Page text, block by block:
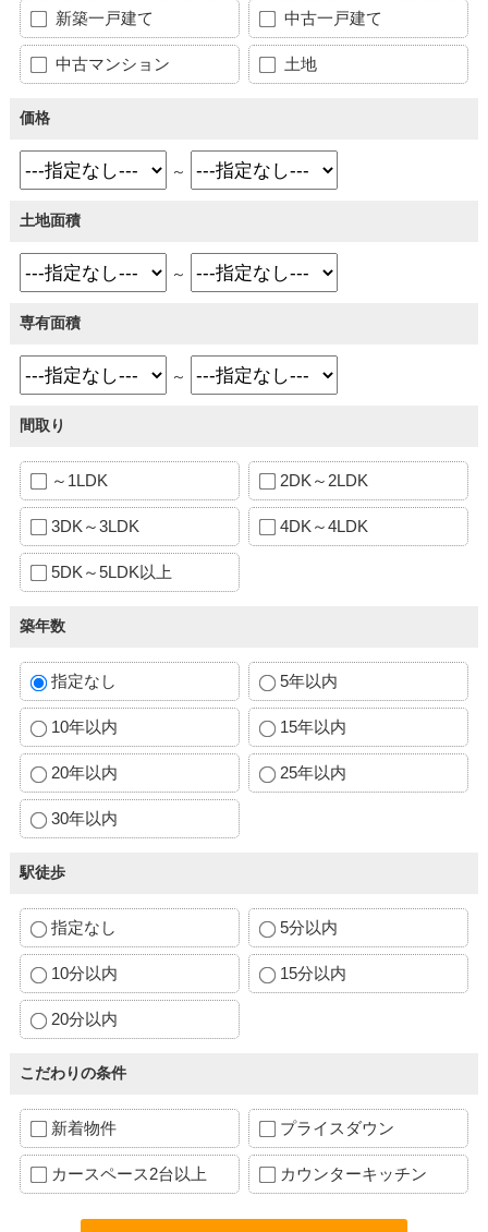
新築一戸建て 中古一戸建て
中古マンション 土地
価格
～
土地面積
～
専有面積
～
間取り
～1LDK 2DK～2LDK
3DK～3LDK 4DK～4LDK
5DK～5LDK以上
築年数
指定なし 5年以内
10年以内 15年以内
20年以内 25年以内
30年以内
駅徒歩
指定なし 5分以内
10分以内 15分以内
20分以内
こだわりの条件
新着物件 プライスダウン
カースペース2台以上 カウンターキッチン